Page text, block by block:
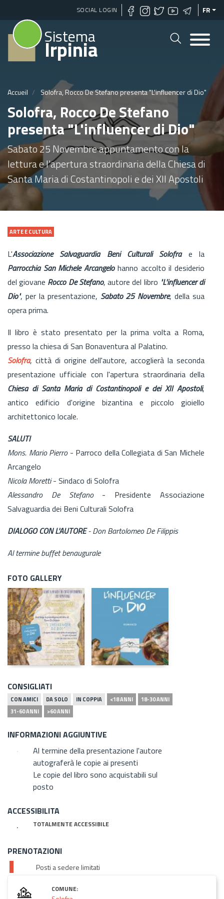
Aller
SOCIAL LOGIN FR
Sistema
Irpinia
Accueil Solofra, Rocco De Stefano presenta "L'influencer di Dio"
Solofra, Rocco De Stefano
presenta "L'influencer di Dio"
Sabato 25 Novembre appuntamento con la
lettura e l'apertura straordinaria della Chiesa di
Santa Maria di Costantinopoli e dei XII Apostoli
ARTE E CULTURA
L'Associazione Salvaguardia Beni Culturali Solofrae la
Parrocchia San Michele Arcangelo hanno accolto il desiderio
del giovane Rocco De Stefano, autore del libro "L'influencer di
Dio", per la presentazione, Sabato 25 Novembre, della sua
opera prima.
Il libro è stato presentato per la prima volta a Roma,
presso la chiesa di San Bonaventura al Palatino.
Solofra, città di origine dell'autore, accoglierà la seconda
presentazione ufficiale con l'apertura straordinaria della
Chiesa di Santa Maria di Costantinopoli e dei XII Apostoli,
antico edificio d'origine bizantina e piccolo gioiello
architettonico locale.
SALUTI
Mons. Mario Pierro- Parroco della Collegiata di San Michele
Arcangelo
Nicola Moretti- Sindaco di Solofra
Alessandro De Stefano- Presidente Associazione
Salvaguardia dei Beni Culturali Solofra
DIALOGO CON L'AUTORE- Don Bartolomeo De Filippis
Al termine buffet benaugurale
FOTO GALLERY
CONSIGLIATI
CON AMICI DA SOLO IN COPPIA <18 ANNI
18-30 ANNI
31-60 ANNI
>60 ANNI
INFORMAZIONI AGGIUNTIVE
Al termine della presentazione l'autore
autograferà le copie ai presenti
Le copie del libro sono acquistabili sul
posto
ACCESSIBILITA
TOTALMENTE ACCESSIBILE
PRENOTAZIONI
Posti a sedere limitati
COMUNE: